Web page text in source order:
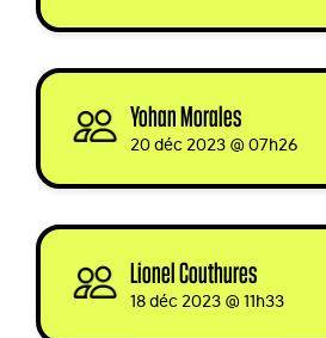
Yohan Morales
20 déc 2023 @ 07h26
Lionel Couthures
18 déc 2023 @ 11h33